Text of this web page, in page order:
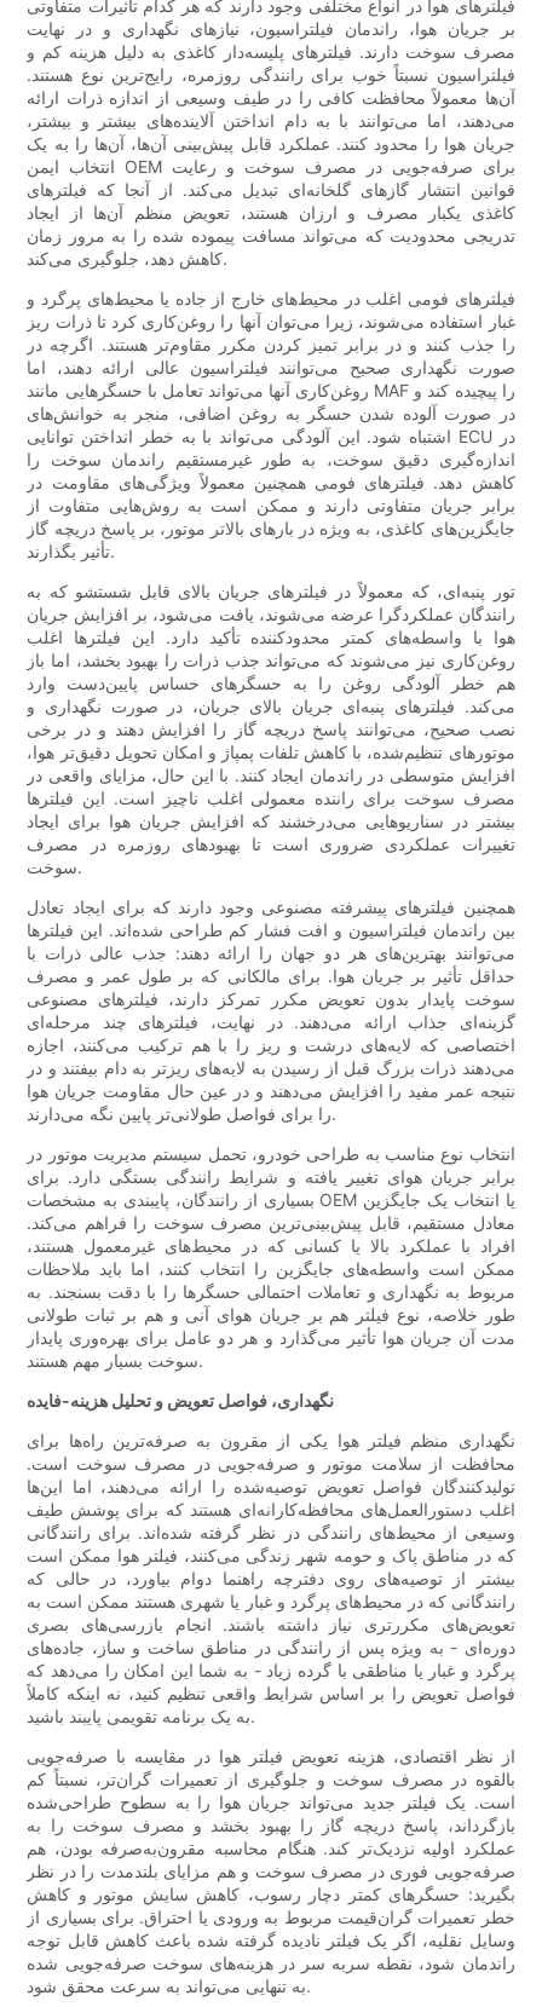
فیلترهای هوا در انواع مختلفی وجود دارند که هر کدام تأثیرات متفاوتی
بر جریان هوا، راندمان فیلتراسیون، نیازهای نگهداری و در نهایت
مصرف سوخت دارند. فیلترهای پلیسه‌دار کاغذی به دلیل هزینه کم و
فیلتراسیون نسبتاً خوب برای رانندگی روزمره، رایج‌ترین نوع هستند.
آن‌ها معمولاً محافظت کافی را در طیف وسیعی از اندازه ذرات ارائه
می‌دهند، اما می‌توانند با به دام انداختن آلاینده‌های بیشتر و بیشتر،
جریان هوا را محدود کنند. عملکرد قابل پیش‌بینی آن‌ها، آن‌ها را به یک
انتخاب ایمن OEM برای صرفه‌جویی در مصرف سوخت و رعایت
قوانین انتشار گازهای گلخانه‌ای تبدیل می‌کند. از آنجا که فیلترهای
کاغذی یکبار مصرف و ارزان هستند، تعویض منظم آن‌ها از ایجاد
تدریجی محدودیت که می‌تواند مسافت پیموده شده را به مرور زمان
کاهش دهد، جلوگیری می‌کند.
فیلترهای فومی اغلب در محیط‌های خارج از جاده یا محیط‌های پرگرد و
غبار استفاده می‌شوند، زیرا می‌توان آنها را روغن‌کاری کرد تا ذرات ریز
را جذب کنند و در برابر تمیز کردن مکرر مقاوم‌تر هستند. اگرچه در
صورت نگهداری صحیح می‌توانند فیلتراسیون عالی ارائه دهند، اما
روغن‌کاری آنها می‌تواند تعامل با حسگرهایی مانند MAF را پیچیده کند و
در صورت آلوده شدن حسگر به روغن اضافی، منجر به خوانش‌های
اشتباه شود. این آلودگی می‌تواند با به خطر انداختن توانایی ECU در
اندازه‌گیری دقیق سوخت، به طور غیرمستقیم راندمان سوخت را
کاهش دهد. فیلترهای فومی همچنین معمولاً ویژگی‌های مقاومت در
برابر جریان متفاوتی دارند و ممکن است به روش‌هایی متفاوت از
جایگزین‌های کاغذی، به ویژه در بارهای بالاتر موتور، بر پاسخ دریچه گاز
تأثیر بگذارند.
تور پنبه‌ای، که معمولاً در فیلترهای جریان بالای قابل شستشو که به
رانندگان عملکردگرا عرضه می‌شوند، یافت می‌شود، بر افزایش جریان
هوا با واسطه‌های کمتر محدودکننده تأکید دارد. این فیلترها اغلب
روغن‌کاری نیز می‌شوند که می‌تواند جذب ذرات را بهبود بخشد، اما باز
هم خطر آلودگی روغن را به حسگرهای حساس پایین‌دست وارد
می‌کند. فیلترهای پنبه‌ای جریان بالای جریان، در صورت نگهداری و
نصب صحیح، می‌توانند پاسخ دریچه گاز را افزایش دهند و در برخی
موتورهای تنظیم‌شده، با کاهش تلفات پمپاژ و امکان تحویل دقیق‌تر هوا،
افزایش متوسطی در راندمان ایجاد کنند. با این حال، مزایای واقعی در
مصرف سوخت برای راننده معمولی اغلب ناچیز است. این فیلترها
بیشتر در سناریوهایی می‌درخشند که افزایش جریان هوا برای ایجاد
تغییرات عملکردی ضروری است تا بهبودهای روزمره در مصرف
سوخت.
همچنین فیلترهای پیشرفته مصنوعی وجود دارند که برای ایجاد تعادل
بین راندمان فیلتراسیون و افت فشار کم طراحی شده‌اند. این فیلترها
می‌توانند بهترین‌های هر دو جهان را ارائه دهند: جذب عالی ذرات با
حداقل تأثیر بر جریان هوا. برای مالکانی که بر طول عمر و مصرف
سوخت پایدار بدون تعویض مکرر تمرکز دارند، فیلترهای مصنوعی
گزینه‌ای جذاب ارائه می‌دهند. در نهایت، فیلترهای چند مرحله‌ای
اختصاصی که لایه‌های درشت و ریز را با هم ترکیب می‌کنند، اجازه
می‌دهند ذرات بزرگ قبل از رسیدن به لایه‌های ریزتر به دام بیفتند و در
نتیجه عمر مفید را افزایش می‌دهند و در عین حال مقاومت جریان هوا
را برای فواصل طولانی‌تر پایین نگه می‌دارند.
انتخاب نوع مناسب به طراحی خودرو، تحمل سیستم مدیریت موتور در
برابر جریان هوای تغییر یافته و شرایط رانندگی بستگی دارد. برای
بسیاری از رانندگان، پایبندی به مشخصات OEM یا انتخاب یک جایگزین
معادل مستقیم، قابل پیش‌بینی‌ترین مصرف سوخت را فراهم می‌کند.
افراد با عملکرد بالا یا کسانی که در محیط‌های غیرمعمول هستند،
ممکن است واسطه‌های جایگزین را انتخاب کنند، اما باید ملاحظات
مربوط به نگهداری و تعاملات احتمالی حسگرها را با دقت بسنجند. به
طور خلاصه، نوع فیلتر هم بر جریان هوای آنی و هم بر ثبات طولانی
مدت آن جریان هوا تأثیر می‌گذارد و هر دو عامل برای بهره‌وری پایدار
سوخت بسیار مهم هستند.
نگهداری، فواصل تعویض و تحلیل هزینه-فایده
نگهداری منظم فیلتر هوا یکی از مقرون به صرفه‌ترین راه‌ها برای
محافظت از سلامت موتور و صرفه‌جویی در مصرف سوخت است.
تولیدکنندگان فواصل تعویض توصیه‌شده را ارائه می‌دهند، اما این‌ها
اغلب دستورالعمل‌های محافظه‌کارانه‌ای هستند که برای پوشش طیف
وسیعی از محیط‌های رانندگی در نظر گرفته شده‌اند. برای رانندگانی
که در مناطق پاک و حومه شهر زندگی می‌کنند، فیلتر هوا ممکن است
بیشتر از توصیه‌های روی دفترچه راهنما دوام بیاورد، در حالی که
رانندگانی که در محیط‌های پرگرد و غبار یا شهری هستند ممکن است به
تعویض‌های مکررتری نیاز داشته باشند. انجام بازرسی‌های بصری
دوره‌ای - به ویژه پس از رانندگی در مناطق ساخت و ساز، جاده‌های
پرگرد و غبار یا مناطقی با گرده زیاد - به شما این امکان را می‌دهد که
فواصل تعویض را بر اساس شرایط واقعی تنظیم کنید، نه اینکه کاملاً
به یک برنامه تقویمی پایبند باشید.
از نظر اقتصادی، هزینه تعویض فیلتر هوا در مقایسه با صرفه‌جویی
بالقوه در مصرف سوخت و جلوگیری از تعمیرات گران‌تر، نسبتاً کم
است. یک فیلتر جدید می‌تواند جریان هوا را به سطوح طراحی‌شده
بازگرداند، پاسخ دریچه گاز را بهبود بخشد و مصرف سوخت را به
عملکرد اولیه نزدیک‌تر کند. هنگام محاسبه مقرون‌به‌صرفه بودن، هم
صرفه‌جویی فوری در مصرف سوخت و هم مزایای بلندمدت را در نظر
بگیرید: حسگرهای کمتر دچار رسوب، کاهش سایش موتور و کاهش
خطر تعمیرات گران‌قیمت مربوط به ورودی یا احتراق. برای بسیاری از
وسایل نقلیه، اگر یک فیلتر نادیده گرفته شده باعث کاهش قابل توجه
راندمان شود، نقطه سربه سر در هزینه‌های سوخت صرفه‌جویی شده
به تنهایی می‌تواند به سرعت محقق شود.